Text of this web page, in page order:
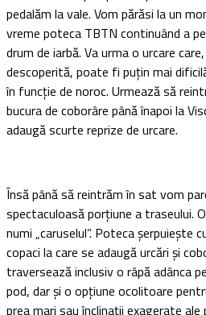
pedalăm la vale. Vom părăsi la un
vreme poteca TBTN continuând a
drum de iarbă. Va urma o urcare
descoperită, poate fi puţin mai
în funcţie de noroc. Urmează să
bucura de coborâre până înapoi la
adaugă scurte reprize de urcare.
Însă până să reintrăm în sat vom
spectaculoasă porţiune a traseului.
numi „caruselul”. Poteca şerpuieşte
copaci la care se adaugă urcări şi
traversează inclusiv o râpă adânca
pod, dar şi o opţiune ocolitoare
prea mari sau înclinaţii exagerate ale